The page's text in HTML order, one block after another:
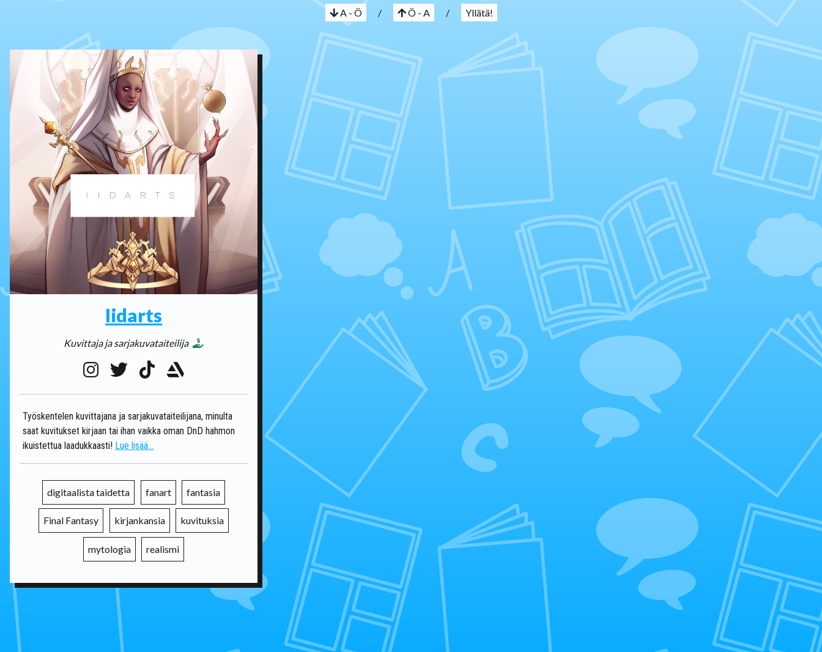
A - Ö / Ö - A / Yllätä!
Iidarts
Kuvittaja ja sarjakuvataiteilija
Työskentelen kuvittajana ja sarjakuvataiteilijana, minulta
saat kuvitukset kirjaan tai ihan vaikka oman DnD hahmon
ikuistettua laadukkaasti! Lue lisää...
digitaalista taidetta fanart fantasia
Final Fantasy kirjankansia kuvituksia
mytologia realismi